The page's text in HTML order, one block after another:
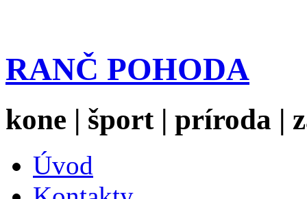
RANČ POHODA
kone | šport | príroda |
Úvod